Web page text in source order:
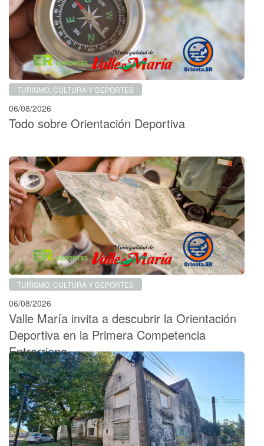
TURISMO, CULTURA Y DEPORTES
06/08/2026
Todo sobre Orientación Deportiva
TURISMO, CULTURA Y DEPORTES
06/08/2026
Valle María invita a descubrir la Orientación
Deportiva en la Primera Competencia
Entrerriana